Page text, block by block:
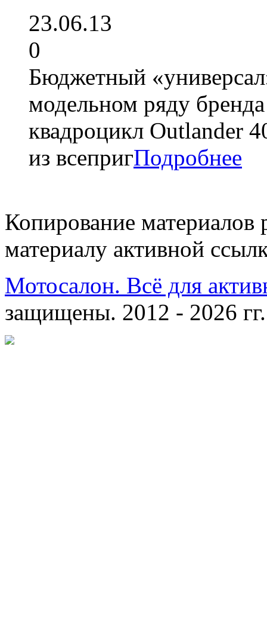
23.06.13
0
Бюджетный
модельном ряду
квадроцикл Outlander
из всепригПодробнее
Копирование материалов
материалу активной
Мотосалон. Всё для
защищены. 2012 - 2026 гг.